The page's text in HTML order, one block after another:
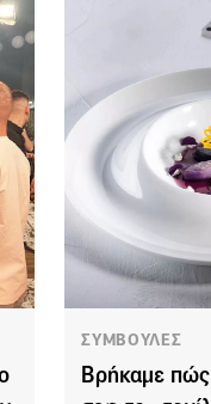
ΣΥΜΒΟΥΛΕΣ
Βρήκαμε πώς